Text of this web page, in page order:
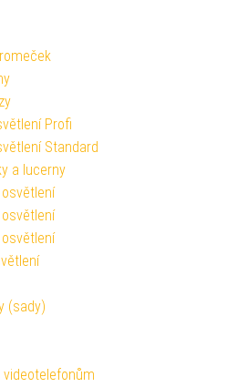
Profi
Standard
a lucerny
(sady)
videotelefonům